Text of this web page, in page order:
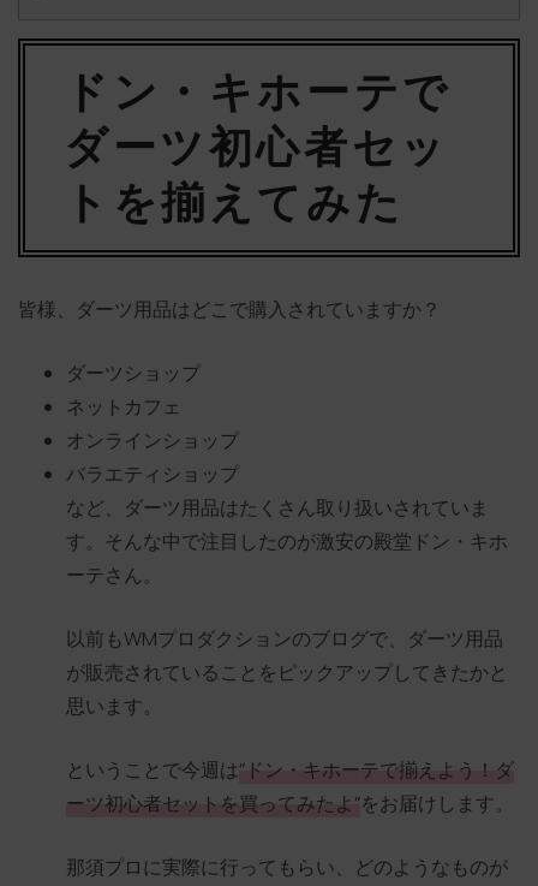
ドン・キホーテで
ダーツ初心者セッ
トを揃えてみた
皆様、ダーツ用品はどこで購入されていますか？
ダーツショップ
ネットカフェ
オンラインショップ
バラエティショップ
など、ダーツ用品はたくさん取り扱いされていま
す。そんな中で注目したのが激安の殿堂ドン・キホ
ーテさん。
以前もWMプロダクションのブログで、ダーツ用品
が販売されていることをピックアップしてきたかと
思います。
ということで今週は”ドン・キホーテで揃えよう！ダ
ーツ初心者セットを買ってみたよ”をお届けします。
那須プロに実際に行ってもらい、どのようなものが